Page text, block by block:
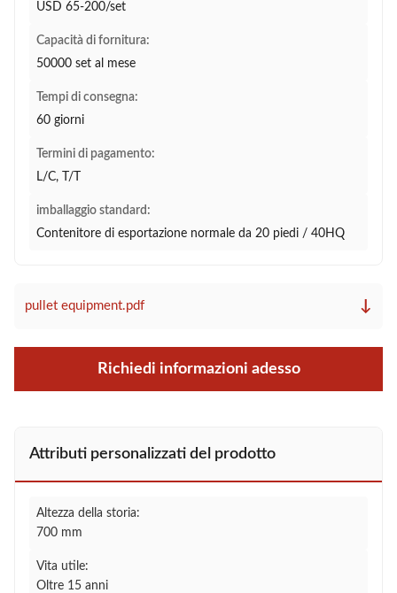
USD 65-200/set
Capacità di fornitura:
50000 set al mese
Tempi di consegna:
60 giorni
Termini di pagamento:
L/C, T/T
imballaggio standard:
Contenitore di esportazione normale da 20 piedi / 40HQ
pullet equipment.pdf ↓
Richiedi informazioni adesso
Attributi personalizzati del prodotto
Altezza della storia:
700 mm
Vita utile:
Oltre 15 anni